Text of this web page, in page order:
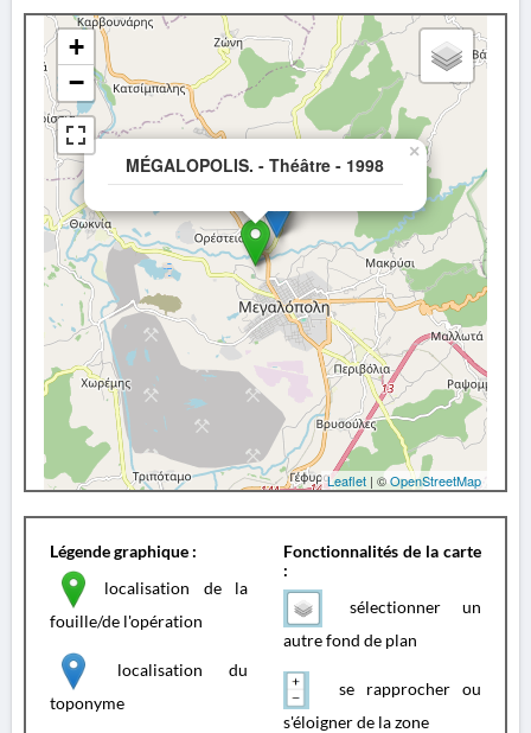
MÉGALOPOLIS. - Théâtre - 1998
×
+
−
Leaflet | ©OpenStreetMap
Légende graphique :
localisation de la
fouille/de l'opération
localisation du
toponyme
Fonctionnalités de la carte
:
sélectionner un
autre fond de plan
se rapprocher ou
s'éloigner de la zone